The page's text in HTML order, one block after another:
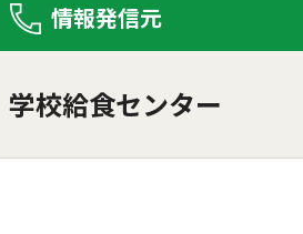
情報発信元
学校給食センター